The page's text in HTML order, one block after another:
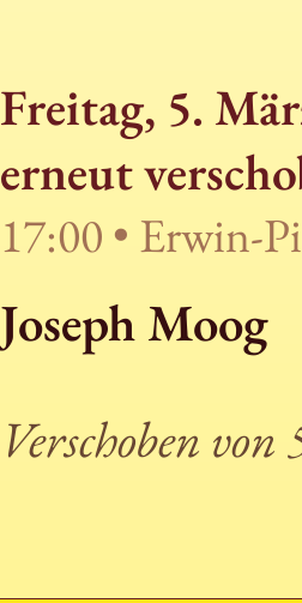
Freitag, 5.
erneut
17:00 • Erwin-
Joseph Moog
Verschoben